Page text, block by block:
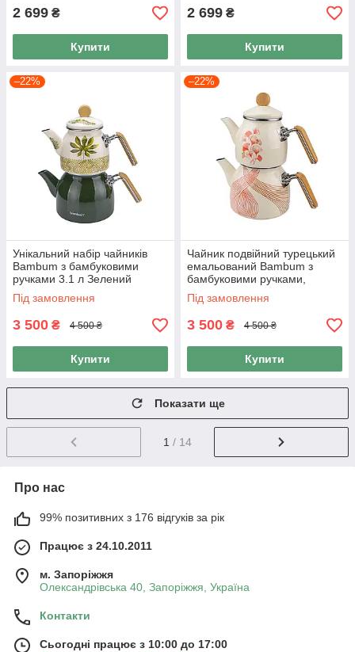
2 699 ₴
Купити
2 699 ₴
Купити
–22%
Унікальний набір чайників
Bambum з бамбуковими
ручками 3.1 л Зелений
Під замовлення
3 500 ₴ 4 500 ₴
Купити
–22%
Чайник подвійний турецький
емальований Bambum з
бамбуковими ручками,
троянда 3,1 л
Під замовлення
3 500 ₴ 4 500 ₴
Купити
Показати ще
1 / 14
Про нас
99% позитивних з 176 відгуків за рік
Працює з 24.10.2011
м. Запоріжжя
Олександрівська 40, Запоріжжя, Україна
Контакти
Сьогодні працює з 10:00 до 17:00